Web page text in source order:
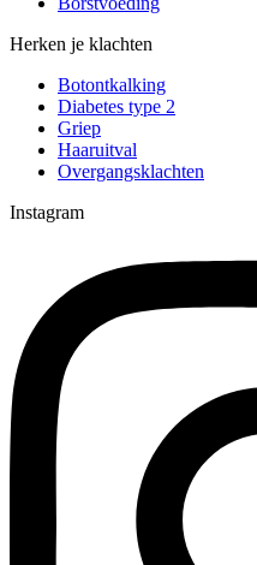
Herken je klachten
Botontkalking
Diabetes type 2
Griep
Haaruitval
Overgangsklachten
Instagram